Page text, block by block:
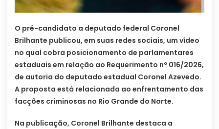
O pré-candidato a deputado federal Coronel
Brilhante publicou, em suas redes sociais, um vídeo
no qual cobra posicionamento de parlamentares
estaduais em relação ao Requerimento nº 016/2026,
de autoria do deputado estadual Coronel Azevedo.
A proposta está relacionada ao enfrentamento das
facções criminosas no Rio Grande do Norte.
Na publicação, Coronel Brilhante destaca a